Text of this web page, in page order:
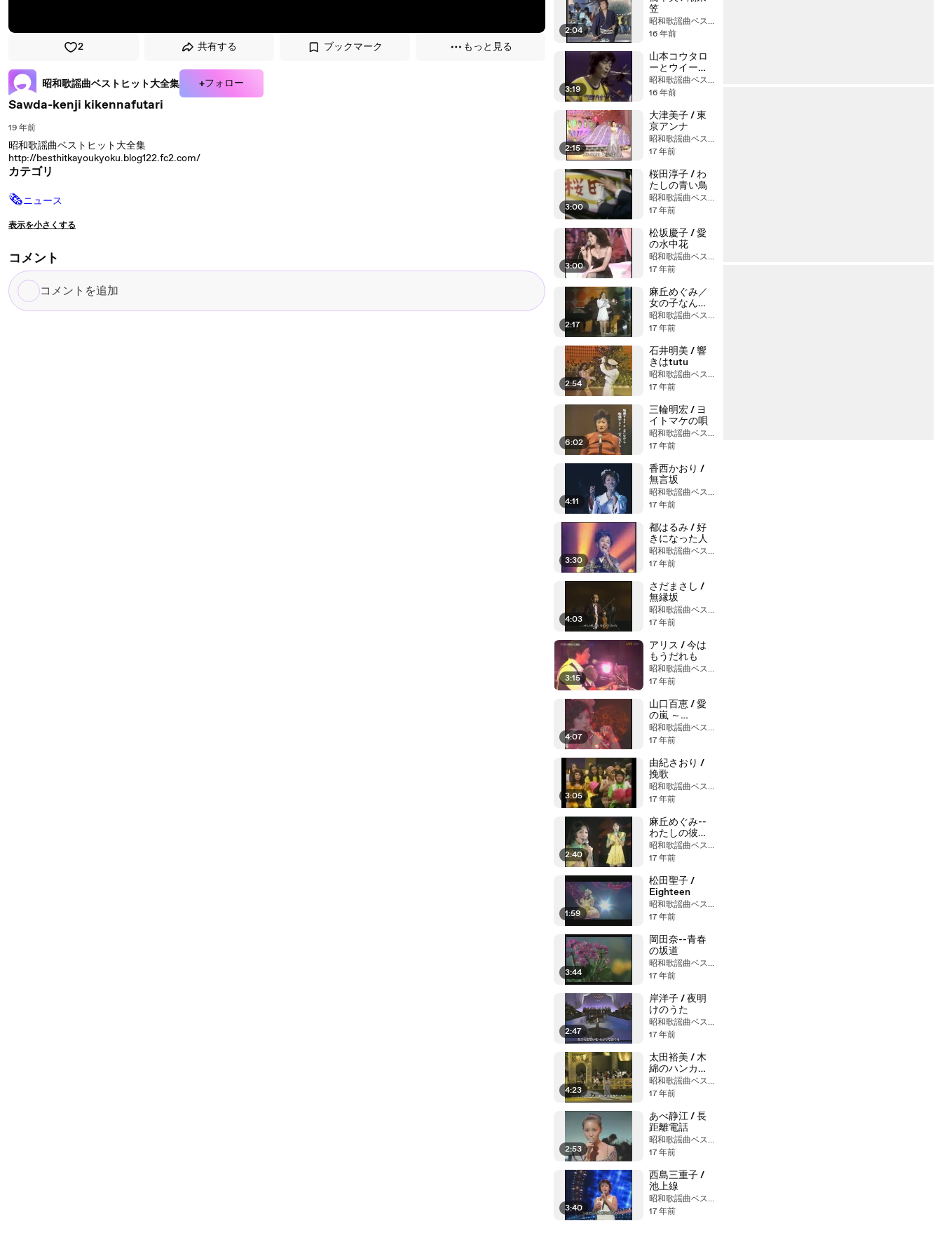
2 共有する ブックマーク もっと見る
昭和歌謡曲ベストヒット大全集 +フォロー
Sawda-kenji kikennafutari
19 年前
昭和歌謡曲ベストヒット大全集
http://besthitkayoukyoku.blog122.fc2.com/
カテゴリ
🗞ニュース
表示を小さくする
コメント
コ
メ
2:04
笠
昭和歌謡曲ベストヒット大全集
16 年前
3:19
山本コウタロ
ーとウイーク
エンド / 岬め
ぐり
昭和歌謡曲ベストヒット大全集
16 年前
2:15
大津美子 / 東
京アンナ
昭和歌謡曲ベストヒット大全集
17 年前
3:00
桜田淳子 / わ
たしの青い鳥
昭和歌謡曲ベストヒット大全集
17 年前
3:00
松坂慶子 / 愛
の水中花
昭和歌謡曲ベストヒット大全集
17 年前
2:17
麻丘めぐみ／
女の子なんだ
もん
昭和歌謡曲ベストヒット大全集
17 年前
2:54
石井明美 / 響
きはtutu
昭和歌謡曲ベストヒット大全集
17 年前
6:02
三輪明宏 / ヨ
イトマケの唄
昭和歌謡曲ベストヒット大全集
17 年前
4:11
香西かおり /
無言坂
昭和歌謡曲ベストヒット大全集
17 年前
3:30
都はるみ / 好
きになった人
昭和歌謡曲ベストヒット大全集
17 年前
4:03
さだまさし /
無縁坂
昭和歌謡曲ベストヒット大全集
17 年前
3:15
アリス / 今は
もうだれも
昭和歌謡曲ベストヒット大全集
17 年前
4:07
山口百恵 / 愛
の嵐 ～
Jealousy
Storm～
昭和歌謡曲ベストヒット大全集
17 年前
3:05
由紀さおり /
挽歌
昭和歌謡曲ベストヒット大全集
17 年前
2:40
麻丘めぐみ--
わたしの彼は
左きき
昭和歌謡曲ベストヒット大全集
17 年前
1:59
松田聖子 /
Eighteen
昭和歌謡曲ベストヒット大全集
17 年前
3:44
岡田奈--青春
の坂道
昭和歌謡曲ベストヒット大全集
17 年前
2:47
岸洋子 / 夜明
けのうた
昭和歌謡曲ベストヒット大全集
17 年前
4:23
太田裕美 / 木
綿のハンカチ
ーフ--Full Ver.
昭和歌謡曲ベストヒット大全集
17 年前
2:53
あべ静江 / 長
距離電話
昭和歌謡曲ベストヒット大全集
17 年前
3:40
西島三重子 /
池上線
昭和歌謡曲ベストヒット大全集
17 年前